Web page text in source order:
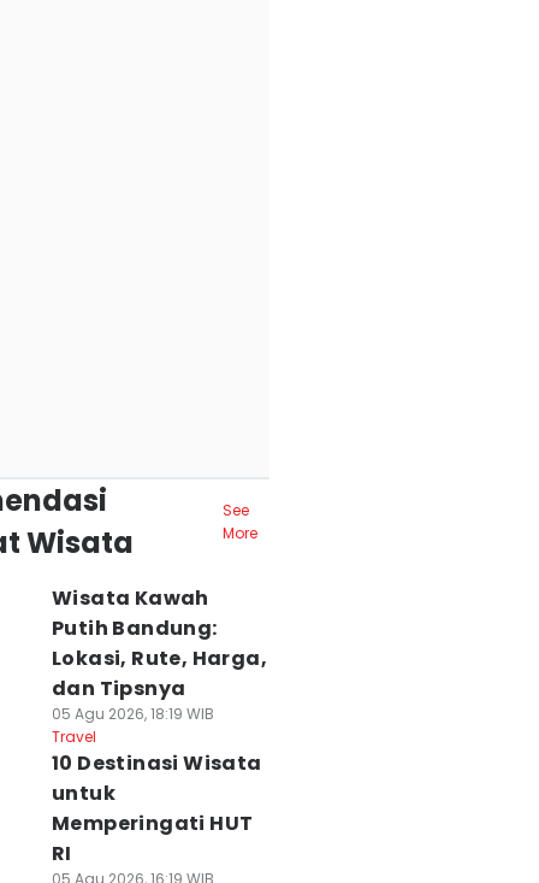
Wisata
See
More
Wisata Kawah
Putih Bandung:
Lokasi, Rute, Harga,
dan Tipsnya
05 Agu 2026, 18:19 WIB
Travel
10 Destinasi Wisata
untuk
Memperingati HUT
RI
05 Agu 2026, 16:19 WIB